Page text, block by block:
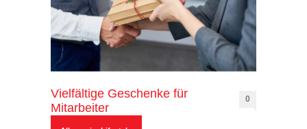
Vielfältige Geschenke für
Mitarbeiter
0